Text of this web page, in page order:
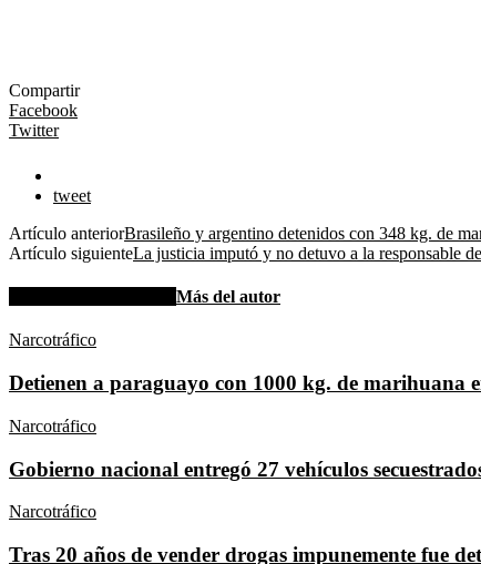
Compartir
Facebook
Twitter
tweet
Artículo anteriorBrasileño y argentino detenidos con 348 kg. de
Artículo siguienteLa justicia imputó y no detuvo a la responsable
Más del autor
Narcotráfico
Detienen a paraguayo con 1000 kg. de marihuana
Narcotráfico
Gobierno nacional entregó 27 vehículos
Narcotráfico
Tras 20 años de vender drogas impunemente fue